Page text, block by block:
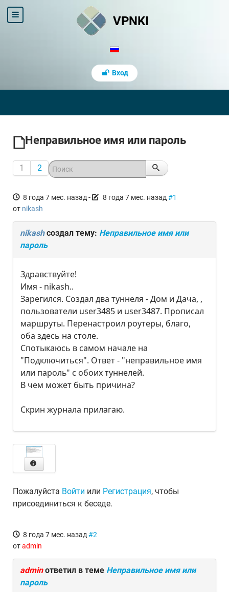
VPNKI
Вход
Неправильное имя или пароль
1 2
8 года 7 мес. назад - 8 года 7 мес. назад #1
от nikash
nikashсоздал тему: Неправильное имя или
пароль
Здравствуйте!
Имя - nikash..
Зарегился. Создал два туннеля - Дом и Дача, ,
пользователи user3485 и user3487. Прописал
маршруты. Перенастроил роутеры, благо,
оба здесь на столе.
Спотыкаюсь в самом начале на
"Подключиться". Ответ - "неправильное имя
или пароль" с обоих туннелей.
В чем может быть причина?
Скрин журнала прилагаю.
Пожалуйста Войти или Регистрация, чтобы
присоединиться к беседе.
8 года 7 мес. назад #2
отadmin
adminответил в теме Неправильное имя или
пароль